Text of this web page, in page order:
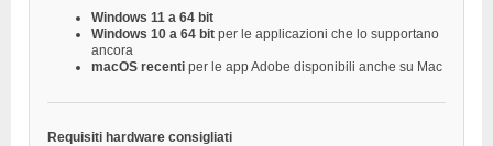
Windows 11 a 64 bit
Windows 10 a 64 bit per le applicazioni che lo supportano
ancora
macOS recenti per le app Adobe disponibili anche su Mac
Requisiti hardware consigliati